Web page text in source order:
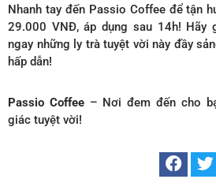
Nhanh tay đến Passio Coffee để tận
29.000 VNĐ, áp dụng sau 14h! Hãy
ngay những ly trà tuyệt vời này đầy
hấp dẫn!
Passio Coffee– Nơi đem đến cho
giác tuyệt vời!